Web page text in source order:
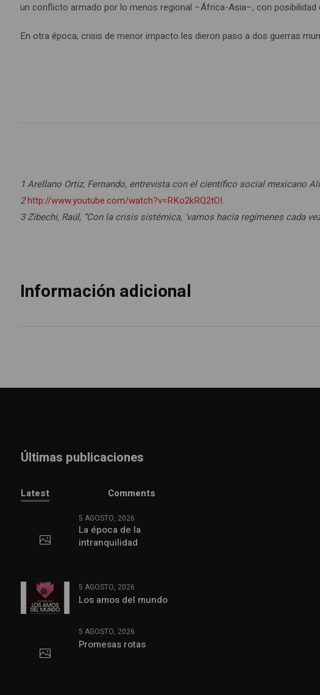
un conflicto armado por lo menos regional –África-Asia–, con
En otra época, crisis de menor impacto les dieron paso a dos guerras
1 Arellano Ortiz, Fernando, entrevista con el científico social mexicano
2http://www.youtube.com/watch?v=RKo2kRQ2tOI.
3 Zibechi, Raúl, “Con la crisis sistémica, ‘vamos hacia regímenes cada
Información adicional
Últimas publicaciones
Latest Comments
5 AGOSTO, 2026
La época de la
intranquilidad
5 AGOSTO, 2026
Los amos del mundo
5 AGOSTO, 2026
Promesas rotas